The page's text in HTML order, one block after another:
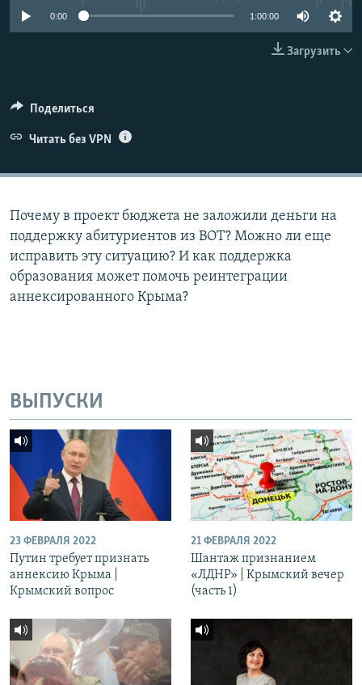
0:00 1:00:00
Загрузить
Поделиться
Читать без VPN
Почему в проект бюджета не заложили деньги на
поддержку абитуриентов из ВОТ? Можно ли еще
исправить эту ситуацию? И как поддержка
образования может помочь реинтеграции
аннексированного Крыма?
ВЫПУСКИ
23 ФЕВРАЛЯ 2022
Путин требует признать
аннексию Крыма |
Крымский вопрос
21 ФЕВРАЛЯ 2022
Шантаж признанием
«ЛДНР» | Крымский вечер
(часть 1)